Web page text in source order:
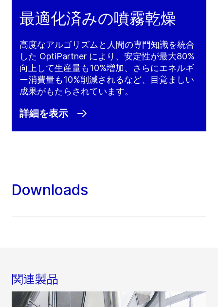
最適化済みの噴霧乾燥
高度なアルゴリズムと人間の専門知識を統合
した OptiPartner により、安定性が最大80%
向上して生産量も10%増加、さらにエネルギ
ー消費量も10%削減されるなど、目覚ましい
成果がもたらされています。
詳細を表示
Downloads
関連製品